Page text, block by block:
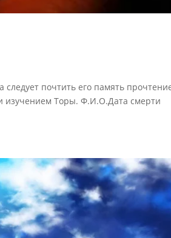
следует почтить его память
изучением Торы. Ф.И.О.Дата смерти